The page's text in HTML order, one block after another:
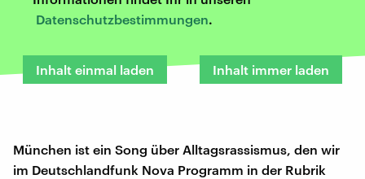
Datenschutzbestimmungen.
Inhalt einmal laden Inhalt immer laden
München ist ein Song über Alltagsrassismus, den wir
im Deutschlandfunk Nova Programm in der Rubrik